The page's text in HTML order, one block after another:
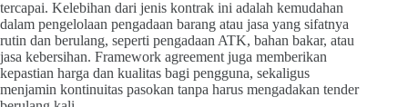
tercapai. Kelebihan dari jenis kontrak ini adalah kemudahan
dalam pengelolaan pengadaan barang atau jasa yang sifatnya
rutin dan berulang, seperti pengadaan ATK, bahan bakar, atau
jasa kebersihan. Framework agreement juga memberikan
kepastian harga dan kualitas bagi pengguna, sekaligus
menjamin kontinuitas pasokan tanpa harus mengadakan tender